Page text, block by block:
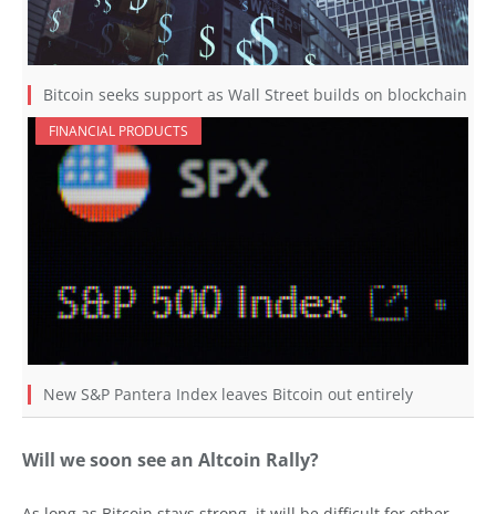
Bitcoin seeks support as Wall Street builds on blockchain
FINANCIAL PRODUCTS
New S&P Pantera Index leaves Bitcoin out entirely
Will we soon see an Altcoin Rally?